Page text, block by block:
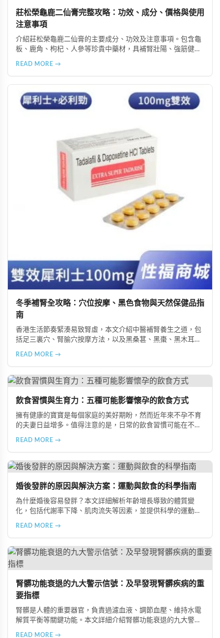
莊松榮龜鹿二仙膏完整攻略：功效、成分、價格與使用
注意事項
介紹莊松榮龜鹿二仙膏的主要成分、功效及注意事項。包含龜
板、鹿角、枸杞、人參等珍貴中藥材，具補腎壯陽、強筋健
READ MORE →
冬季補腎全攻略：穴位按摩、黑色食物與天然保健品指
南
香港生活節奏緊湊易致腎虛，本文介紹中醫補腎養生之道，包
括足三裏穴、腎腧穴按摩方法，以及黑桑葚、黑棗、黑木耳等
READ MORE →
飲食習慣與生育力：五種可能影響懷孕的飲食方式
擁有健康的寶寶是每個家庭的美好期盼，然而近年來不孕不育
的夫妻日益增多。值得注意的是，日常的飲食習慣可能在不知
在風險、長期素食的營養失衡，以及高油脂高蛋白飲食的負
擔，幫助準備懷孕的夫妻提升受孕機率。
READ MORE →
婚後發胖的原因與解決方案：運動與飲食的科學指南
為什麼婚後容易發胖？本文詳細解析年齡增長導致的體質變
化，包括代謝率下降、肌肉流失等因素，並提供科學的運動與
READ MORE →
腎髒功能衰退的九大警示信號：及早發現腎髒疾病的重
要指標
腎髒是人體的重要器官，負責過濾血液、調節血壓、維持水電
解質平衡等關鍵功能。本文詳細介紹腎髒功能衰退的九大警示
READ MORE →